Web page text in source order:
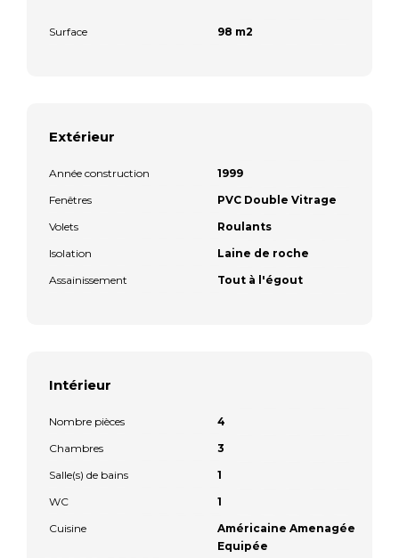
Surface 98 m2
Extérieur
Année construction
1999
Fenêtres
PVC Double Vitrage
Volets
Roulants
Isolation
Laine de roche
Assainissement
Tout à l'égout
Intérieur
Nombre pièces
4
Chambres
3
Salle(s) de bains
1
WC
1
Cuisine
Américaine Amenagée
Equipée